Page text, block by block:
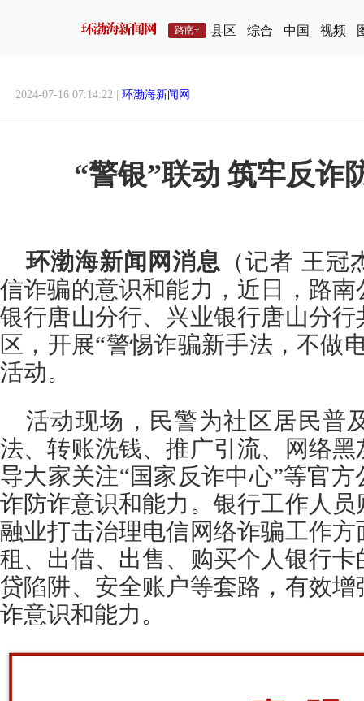
路南+ 县区 综合 中国 视频
2024-07-16 07:14:22 | 环渤海新闻网
“警银”联动 筑牢反诈
环渤海新闻网消息 （记者 王
信诈骗的意识和能力，近日，路
银行唐山分行、兴业银行唐山分
区，开展“警惕诈骗新手法，不做
活动。
活动现场，民警为社区居民普
法、转账洗钱、推广引流、网络
导大家关注“国家反诈中心”等官
诈防诈意识和能力。银行工作人
融业打击治理电信网络诈骗工作
租、出借、出售、购买个人银行
贷陷阱、安全账户等套路，有效
诈意识和能力。